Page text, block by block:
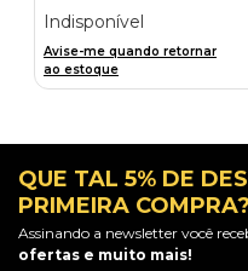
Indisponível
Avise-me quando retornar
ao estoque
QUE TAL 5% DE
PRIMEIRA COMPRA?
Assinando a newsletter você
ofertas e muito mais!